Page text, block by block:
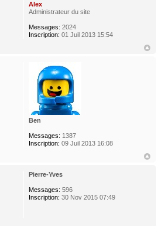
Alex
Administrateur du site
Messages: 2024
Inscription: 01 Juil 2013 15:54
Ben
Messages: 1387
Inscription: 09 Juil 2013 16:08
Pierre-Yves
Messages: 596
Inscription: 30 Nov 2015 07:49